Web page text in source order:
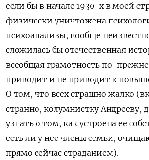
если бы в начале 1930-х в моей
физически уничтожена
психоанализы, вообще
сложилась бы отечественная
всеобщая грамотность по-
приводит и не приводит к
О том, что всех страшно жалко
странно, колумнистку Андрееву,
узнать о том, как устроена ее
есть ли у нее члены семьи,
прямо сейчас страданием).